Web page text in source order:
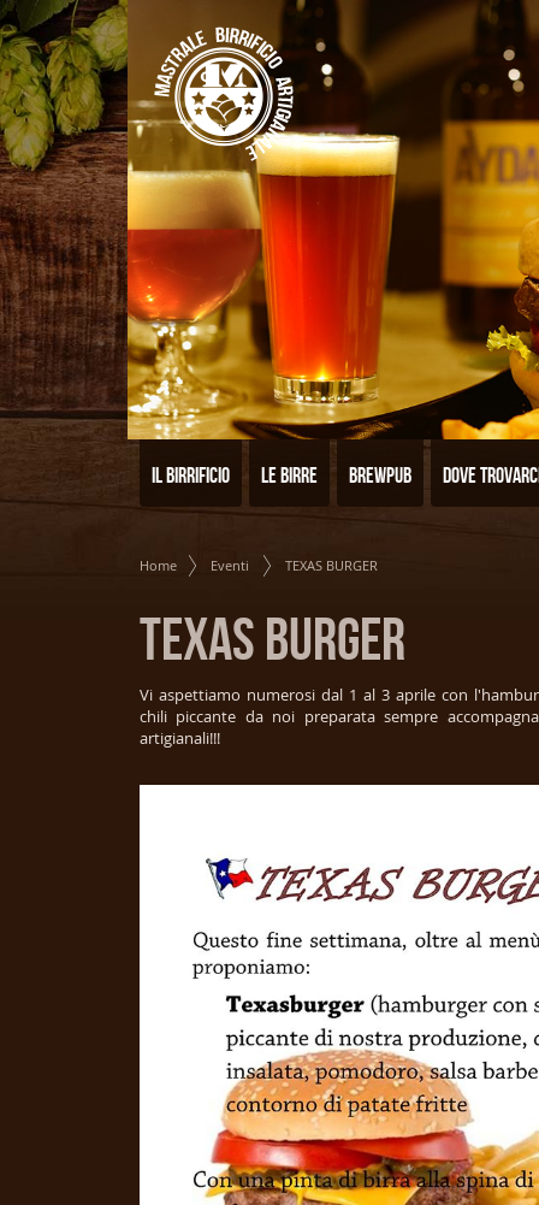
Il birrificio Le birre Brewpub Dove
Home Eventi TEXAS BURGER
TEXAS BURGER
Vi aspettiamo numerosi dal 1 al 3 aprile con
chili piccante da noi preparata sempre
artigianali!!!